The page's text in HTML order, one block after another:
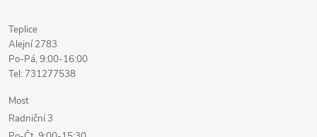
Teplice
Alejní 2783
Po-Pá, 9:00-16:00
Tel: 731277538
Most
Radniční 3